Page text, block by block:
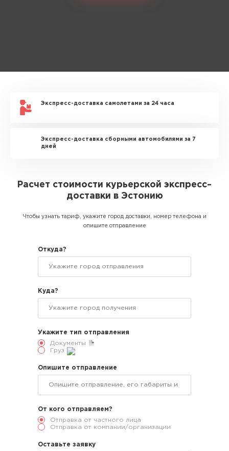
Экспресс-доставка самолетами за 24 часа
Экспресс-доставка сборными автомобилями за 7
дней
Расчет стоимости курьерской экспресс–
доставки в Эстонию
Чтобы узнать тариф, укажите город доставки, номер телефона и
опишите отправление
Откуда?
Куда?
Укажите тип отправления
Документы
Груз
Опишите отправление
От кого отправляем?
Отправка от частного лица
Отправка от компании/организации
Оставьте заявку